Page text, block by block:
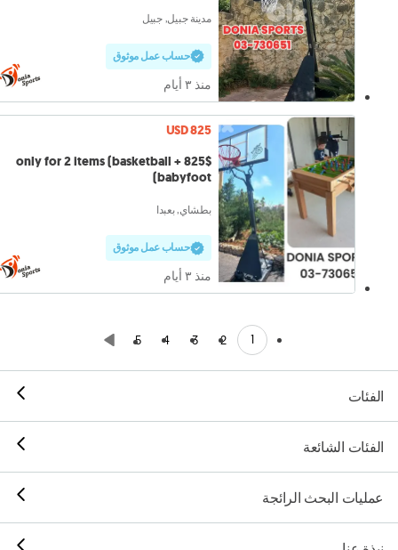
مدينة جبيل, جبيل
حساب عمل موثوق
منذ ٣ أيام
USD 825
825$ only for 2 items (basketball +
babyfoot)
بطشاي, بعبدا
حساب عمل موثوق
منذ ٣ أيام
1
2
3
4
5
الفئات
الفئات الشائعة
عمليات البحث الرائجة